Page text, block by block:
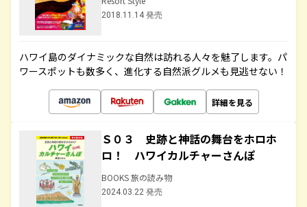
2018.11.14 発売
ハワイ島のダイナミックな自然は訪れる人々を魅了します。パ
ワースポットも数多く、進化する自然派グルメも見逃せない！
詳細を見る
Ｓ０３ 史跡と神話の舞台をホロホ
ロ！ ハワイカルチャーさんぽ
BOOKS 旅の読み物
2024.03.22 発売